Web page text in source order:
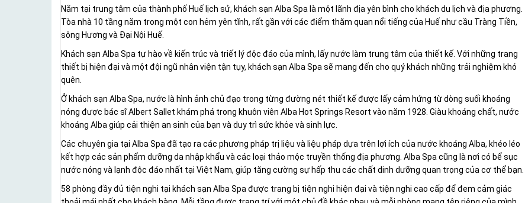
Nằm tại trung tâm của thành phố Huế lịch sử, khách sạn Alba Spa là một lãnh địa yên bình cho khách du lịch và địa phương.
Tòa nhà 10 tầng nằm trong một con hẻm yên tĩnh, rất gần với các điểm thăm quan nổi tiếng của Huế như cầu Tràng Tiền,
sông Hương và Đại Nội Huế.
Khách sạn Alba Spa tự hào về kiến trúc và triết lý độc đáo của mình, lấy nước làm trung tâm của thiết kế. Với những trang
thiết bị hiện đại và một đội ngũ nhân viện tận tụy, khách sạn Alba Spa sẽ mang đến cho quý khách những trải nghiệm khó
quên.
Ở khách sạn Alba Spa, nước là hình ảnh chủ đạo trong từng đường nét thiết kế được lấy cảm hứng từ dòng suối khoáng
nóng được bác sĩ Albert Sallet khám phá trong khuôn viên Alba Hot Springs Resort vào năm 1928. Giàu khoáng chất, nước
khoáng Alba giúp cải thiện an sinh của bạn và duy trì sức khỏe và sinh lực.
Các chuyên gia tại Alba Spa đã tạo ra các phương pháp trị liệu và liệu pháp dựa trên lợi ích của nước khoáng Alba, khéo léo
kết hợp các sản phẩm dưỡng da nhập khẩu và các loại thảo mộc truyền thống địa phương. Alba Spa cũng là nơi có bể sục
nước nóng và lạnh độc đáo nhất tại Việt Nam, giúp tăng cường sự hấp thu các chất dinh dưỡng quan trọng của cơ thể bạn.
58 phòng đầy đủ tiện nghi tại khách sạn Alba Spa được trang bị tiện nghi hiện đại và tiện nghi cao cấp để đem cảm giác